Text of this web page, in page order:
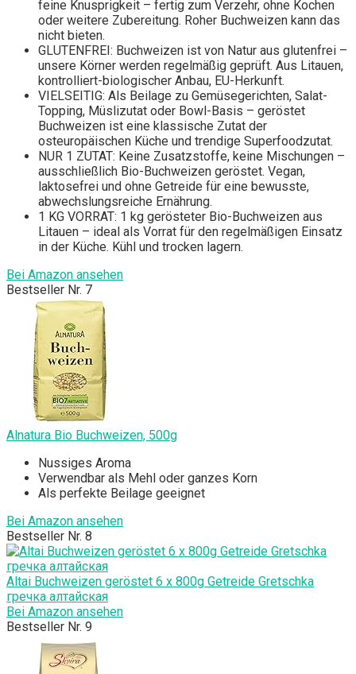
feine Knusprigkeit – fertig zum Verzehr, ohne Kochen
oder weitere Zubereitung. Roher Buchweizen kann das
nicht bieten.
GLUTENFREI: Buchweizen ist von Natur aus glutenfrei –
unsere Körner werden regelmäßig geprüft. Aus Litauen,
kontrolliert-biologischer Anbau, EU-Herkunft.
VIELSEITIG: Als Beilage zu Gemüsegerichten, Salat-
Topping, Müslizutat oder Bowl-Basis – geröstet
Buchweizen ist eine klassische Zutat der
osteuropäischen Küche und trendige Superfoodzutat.
NUR 1 ZUTAT: Keine Zusatzstoffe, keine Mischungen –
ausschließlich Bio-Buchweizen geröstet. Vegan,
laktosefrei und ohne Getreide für eine bewusste,
abwechslungsreiche Ernährung.
1 KG VORRAT: 1 kg gerösteter Bio-Buchweizen aus
Litauen – ideal als Vorrat für den regelmäßigen Einsatz
in der Küche. Kühl und trocken lagern.
Bei Amazon ansehen
Bestseller Nr. 7
Alnatura Bio Buchweizen, 500g
Nussiges Aroma
Verwendbar als Mehl oder ganzes Korn
Als perfekte Beilage geeignet
Bei Amazon ansehen
Bestseller Nr. 8
Altai Buchweizen geröstet 6 x 800g Getreide Gretschka
гречка алтайская
Bei Amazon ansehen
Bestseller Nr. 9